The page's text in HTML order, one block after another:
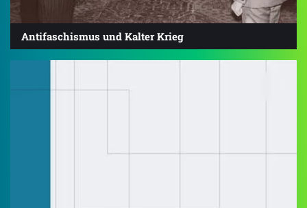
Antifaschismus und Kalter Krieg